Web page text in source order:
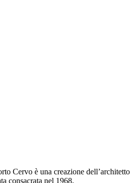
Cervo è una creazione dell’architetto
consacrata nel 1968.